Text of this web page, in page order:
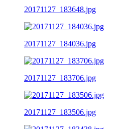
20171127_183648.jpg
20171127_184036.jpg
20171127_183706.jpg
20171127_183506.jpg